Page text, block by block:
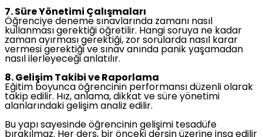
7. Süre Yönetimi Çalışmaları
Öğrenciye deneme sınavlarında zamanı nasıl
kullanması gerektiği öğretilir. Hangi soruya ne kadar
zaman ayırması gerektiği, zor sorularda nasıl karar
vermesi gerektiği ve sınav anında panik yaşamadan
nasıl ilerleyeceği anlatılır.
8. Gelişim Takibi ve Raporlama
Eğitim boyunca öğrencinin performansı düzenli olarak
takip edilir. Hız, anlama, dikkat ve süre yönetimi
alanlarındaki gelişim analiz edilir.
Bu yapı sayesinde öğrencinin gelişimi tesadüfe
bırakılmaz. Her ders, bir önceki dersin üzerine inşa edilir